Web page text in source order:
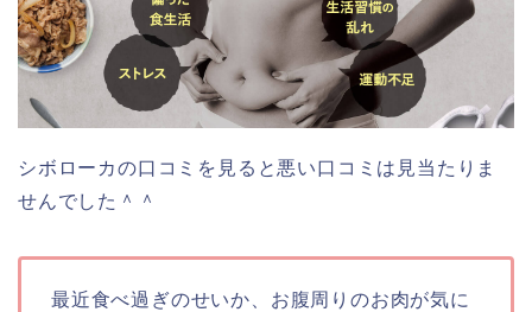
シボローカの口コミを見ると悪い口コミは見当たりま
せんでした＾＾
最近食べ過ぎのせいか、お腹周りのお肉が気に